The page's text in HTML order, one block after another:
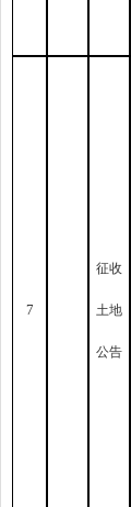
7
征收
土地
公告